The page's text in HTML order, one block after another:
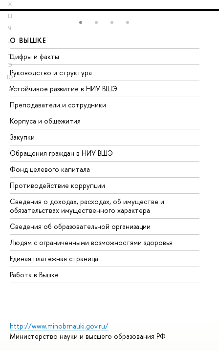
Х
Ц
Ч
Ш
Щ
Э
Ю
Я
О ВЫШКЕ
Цифры и факты
Руководство и структура
Устойчивое развитие в НИУ ВШЭ
Преподаватели и сотрудники
Корпуса и общежития
Закупки
Обращения граждан в НИУ ВШЭ
Фонд целевого капитала
Противодействие коррупции
Сведения о доходах, расходах, об имуществе и
обязательствах имущественного характера
Сведения об образовательной организации
Людям с ограниченными возможностями здоровья
Единая платежная страница
Работа в Вышке
http://www.minobrnauki.gov.ru/
Министерство науки и высшего образования РФ